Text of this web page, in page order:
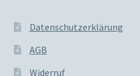
Datenschutzerklärung
AGB
Widerruf